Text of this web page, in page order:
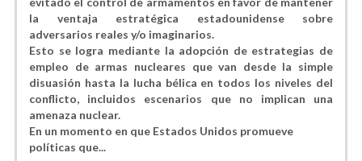
la ventaja estratégica estadounidense sobre
adversarios reales y/o imaginarios.
Esto se logra mediante la adopción de estrategias de
empleo de armas nucleares que van desde la simple
disuasión hasta la lucha bélica en todos los niveles del
conflicto, incluidos escenarios que no implican una
amenaza nuclear.
En un momento en que Estados Unidos promueve
políticas que...